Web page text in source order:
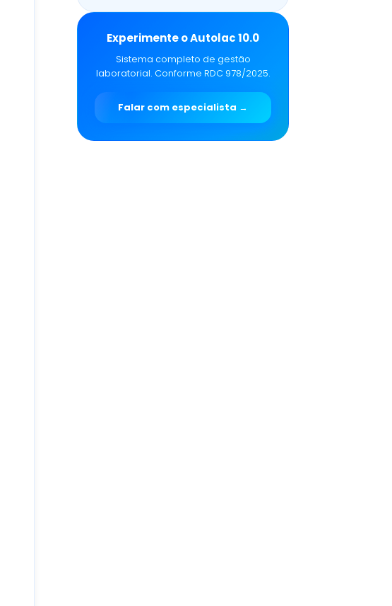
Experimente o Autolac 10.0
Sistema completo de gestão
laboratorial. Conforme RDC 978/2025.
Falar com especialista →